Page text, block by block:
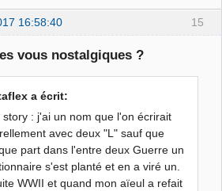
15
16:58:40
vous nostalgiques ?
a écrit:
story : j'ai un nom que l'on écrirait
avec deux "L" sauf que
part dans l'entre deux Guerre un
s'est planté et en a viré un.
WWII et quand mon aïeul a refait